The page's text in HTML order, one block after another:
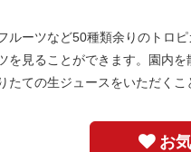
ルーツなど50種類余りのトロ
を見ることができます。園内
ての生ジュースをいただくこ
お